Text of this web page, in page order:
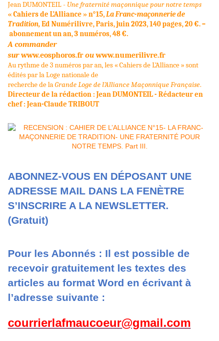
Jean DUMONTEIL - Une fraternité maçonnique pour notre temps
« Cahiers de L’Alliance » n°15,La Franc-maçonnerie de
Tradition,Ed Numérilivre, Paris, juin 2023,140 pages, 20€. –
abonnement un an, 3 numéros, 48 €.
A commander
surwww.eosphoros.frouwww.numerilivre.fr
Au rythme de 3 numéros par an, les «Cahiers de L’Alliance» sont
édités par la Loge nationale de
recherche de laGrande Loge de l’Alliance Maçonnique Française.
Directeur de la rédaction : Jean DUMONTEIL - Rédacteur en
chef : Jean-Claude TRIBOUT
ABONNEZ-VOUS EN DÉPOSANT UNE
ADRESSE MAIL DANS LA FENÈTRE
S’INSCRIRE A LA NEWSLETTER.
(Gratuit)
Pour les Abonnés : Il est possible de
recevoir gratuitement les textes des
articles au format Word en écrivant à
l’adresse suivante :
courrierlafmaucoeur@gmail.com